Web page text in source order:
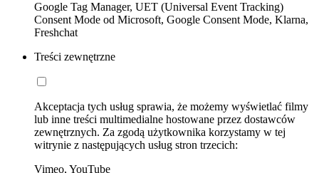
Google Tag Manager, UET (Universal Event Tracking)
Consent Mode od Microsoft, Google Consent Mode, Klarna,
Freshchat
Treści zewnętrzne
Akceptacja tych usług sprawia, że możemy wyświetlać filmy
lub inne treści multimedialne hostowane przez dostawców
zewnętrznych. Za zgodą użytkownika korzystamy w tej
witrynie z następujących usług stron trzecich:
Vimeo, YouTube